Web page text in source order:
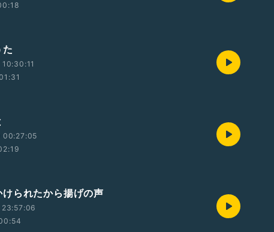
た
けられたから揚げの声